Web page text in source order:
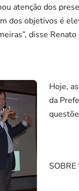
atenção dos
dos objetivos é
disse Renato
Hoje,
da